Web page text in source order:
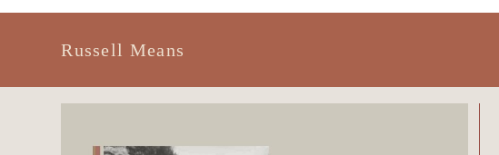
Russell Means